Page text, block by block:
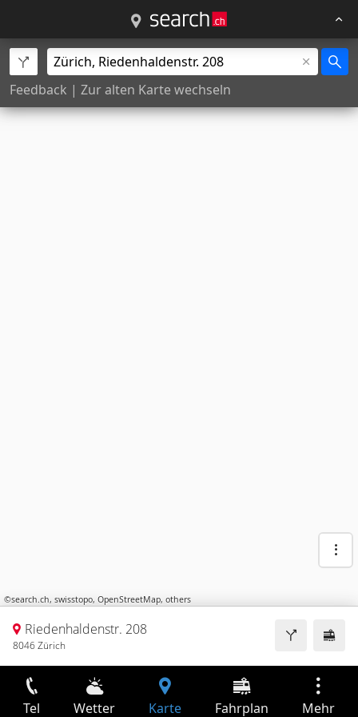
Feedback | Zur alten Karte wechseln
©search.ch, swisstopo, OpenStreetMap, others
Riedenhaldenstr. 208
8046 Zürich
Tel Wetter Karte Fahrplan Mehr